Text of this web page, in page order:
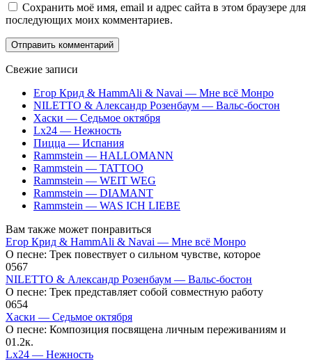
Сохранить моё имя, email и адрес сайта в этом браузере для
последующих моих комментариев.
Свежие записи
Егор Крид & HammAli & Navai — Мне всё Монро
NILETTO & Александр Розенбаум — Вальс-бостон
Хаски — Седьмое октября
Lx24 — Нежность
Пицца — Испания
Rammstein — HALLOMANN
Rammstein — TATTOO
Rammstein — WEIT WEG
Rammstein — DIAMANT
Rammstein — WAS ICH LIEBE
Вам также может понравиться
Егор Крид & HammAli & Navai — Мне всё Монро
О песне: Трек повествует о сильном чувстве, которое
0567
NILETTO & Александр Розенбаум — Вальс-бостон
О песне: Трек представляет собой совместную работу
0654
Хаски — Седьмое октября
О песне: Композиция посвящена личным переживаниям и
01.2к.
Lx24 — Нежность